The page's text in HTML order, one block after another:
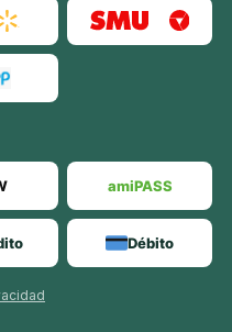
amiPASS
Débito